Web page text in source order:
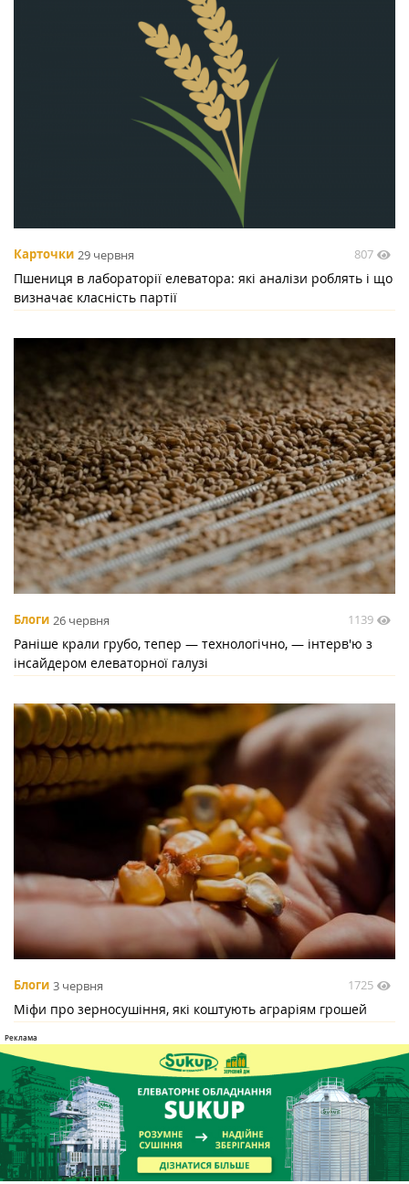
Карточки 29 червня 807
Пшениця в лабораторії елеватора: які аналізи роблять і що
визначає класність партії
Блоги 26 червня 1139
Раніше крали грубо, тепер — технологічно, — інтерв'ю з
інсайдером елеваторної галузі
Блоги 3 червня 1725
Міфи про зерносушіння, які коштують аграріям грошей